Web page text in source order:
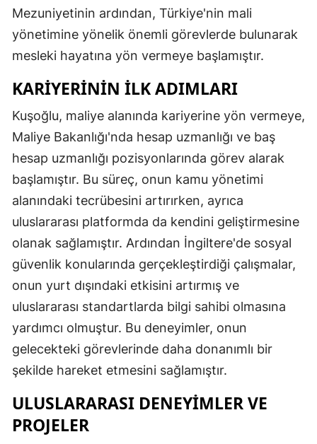
Mezuniyetinin ardından, Türkiye'nin mali
yönetimine yönelik önemli görevlerde bulunarak
mesleki hayatına yön vermeye başlamıştır.
KARIYERININ İLK ADIMLARI
Kuşoğlu, maliye alanında kariyerine yön vermeye,
Maliye Bakanlığı'nda hesap uzmanlığı ve baş
hesap uzmanlığı pozisyonlarında görev alarak
başlamıştır. Bu süreç, onun kamu yönetimi
alanındaki tecrübesini artırırken, ayrıca
uluslararası platformda da kendini geliştirmesine
olanak sağlamıştır. Ardından İngiltere'de sosyal
güvenlik konularında gerçekleştirdiği çalışmalar,
onun yurt dışındaki etkisini artırmış ve
uluslararası standartlarda bilgi sahibi olmasına
yardımcı olmuştur. Bu deneyimler, onun
gelecekteki görevlerinde daha donanımlı bir
şekilde hareket etmesini sağlamıştır.
ULUSLARARASI DENEYIMLER VE
PROJELER